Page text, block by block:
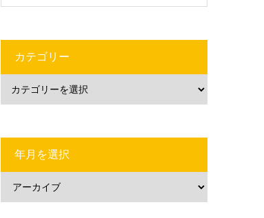
カテゴリー
年月を選択